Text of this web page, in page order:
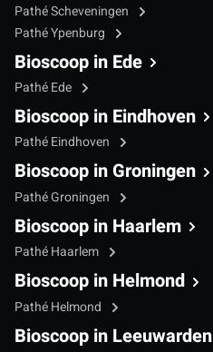
Pathé Scheveningen
Pathé Ypenburg
Bioscoop in Ede
Pathé Ede
Bioscoop in Eindhoven
Pathé Eindhoven
Bioscoop in Groningen
Pathé Groningen
Bioscoop in Haarlem
Pathé Haarlem
Bioscoop in Helmond
Pathé Helmond
Bioscoop in Leeuwarden